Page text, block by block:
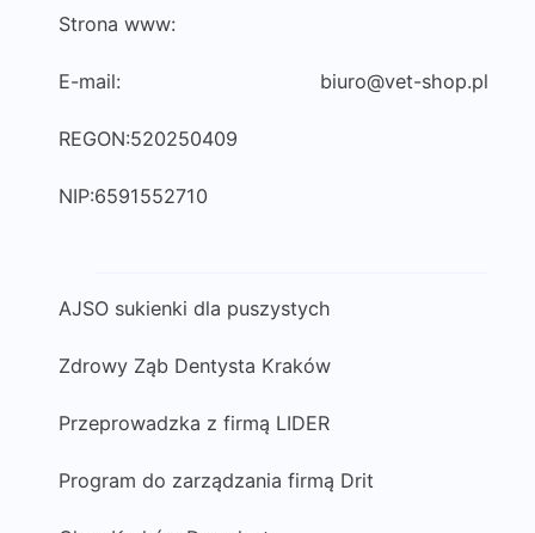
Strona www:
E-mail: biuro@vet-shop.pl
REGON:520250409
NIP:6591552710
AJSO sukienki dla puszystych
Zdrowy Ząb Dentysta Kraków
Przeprowadzka z firmą LIDER
Program do zarządzania firmą Drit